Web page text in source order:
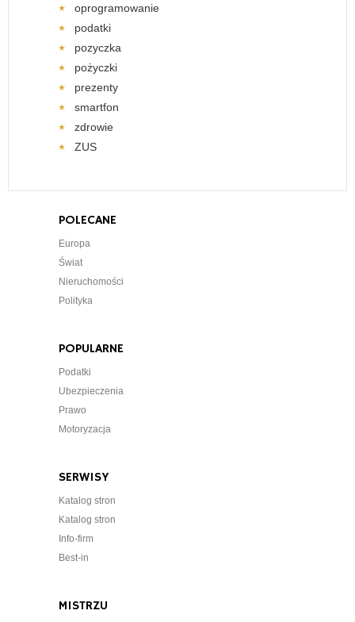
oprogramowanie
podatki
pozyczka
pożyczki
prezenty
smartfon
zdrowie
ZUS
POLECANE
Europa
Świat
Nieruchomości
Polityka
POPULARNE
Podatki
Ubezpieczenia
Prawo
Motoryzacja
SERWISY
Katalog stron
Katalog stron
Info-firm
Best-in
MISTRZU